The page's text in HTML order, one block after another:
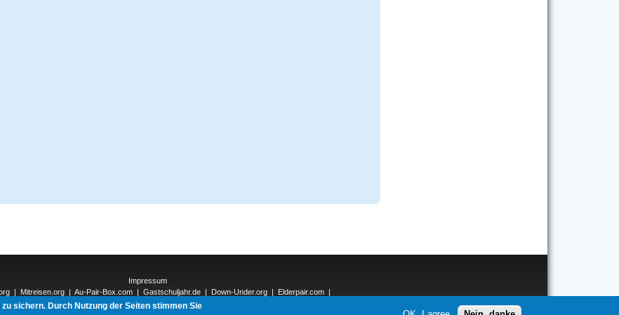
Impressum
| Mitreisen.org | Au-Pair-Box.com | Gastschuljahr.de | Down-Under.org | Elderpair.com |
Verlag.de|Natur-und-Umwelt.org|ReiseTops.com
sichern. Durch Nutzung der Seiten stimmen Sie